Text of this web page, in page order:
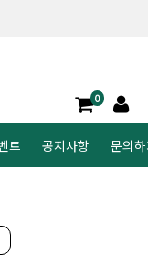
0
트 공지사항 문의